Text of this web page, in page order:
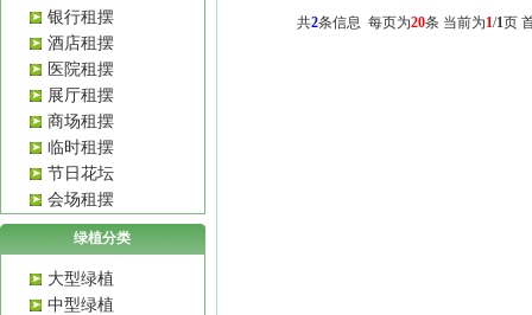
银行租摆
酒店租摆
医院租摆
展厅租摆
商场租摆
临时租摆
节日花坛
会场租摆
绿植分类
大型绿植
中型绿植
共2条信息 每页为20条 当前为1/1页